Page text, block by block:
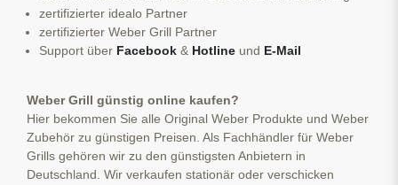
zertifizierter idealo Partner
zertifizierter Weber Grill Partner
Support über Facebook & Hotline und E-Mail
Weber Grill günstig online kaufen?
Hier bekommen Sie alle Original Weber Produkte und Weber
Zubehör zu günstigen Preisen. Als Fachhändler für Weber
Grills gehören wir zu den günstigsten Anbietern in
Deutschland. Wir verkaufen stationär oder verschicken